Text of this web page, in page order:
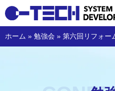
コ
ン
ホーム » 勉強会 » 第六回リフォー